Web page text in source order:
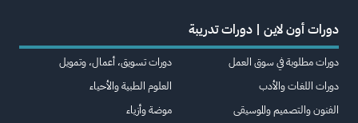
دورات أون لاين | دورات تدريبة
دورات مطلوبة في سوق العمل
دورات اللغات والأدب
الفنون والتصميم والموسيقى
دورات تسويق، أعمال، وتمويل
العلوم الطبية والأحياء
موضة وأزياء